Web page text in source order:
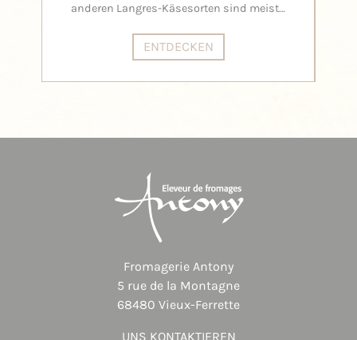
anderen Langres-Käsesorten sind meist…
ENTDECKEN
Fromagerie Antony
5 rue de la Montagne
68480 Vieux-Ferrette
UNS KONTAKTIEREN